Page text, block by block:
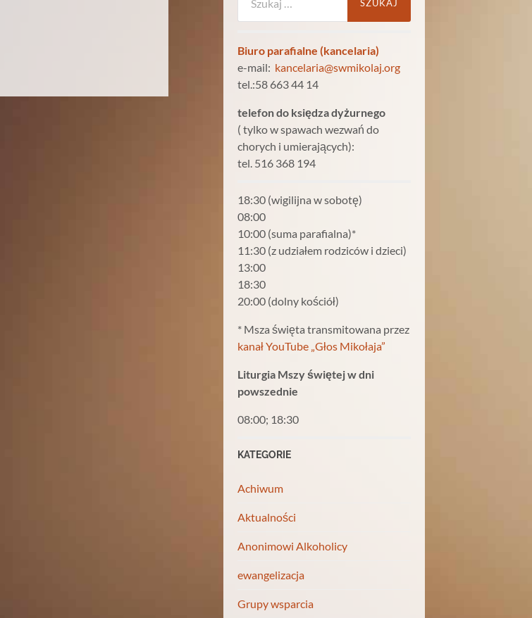
Biuro parafialne (kancelaria)
e-mail: kancelaria@swmikolaj.org
tel.:58 663 44 14
telefon do księdza dyżurnego
( tylko w spawach wezwań do
chorych i umierających):
tel. 516 368 194
18:30 (wigilijna w sobotę)
08:00
10:00 (suma parafialna)*
11:30 (z udziałem rodziców i dzieci)
13:00
18:30
20:00 (dolny kościół)
* Msza święta transmitowana przez
kanał YouTube „Głos Mikołaja”
Liturgia Mszy świętej w dni
powszednie
08:00; 18:30
KATEGORIE
Achiwum
Aktualności
Anonimowi Alkoholicy
ewangelizacja
Grupy wsparcia